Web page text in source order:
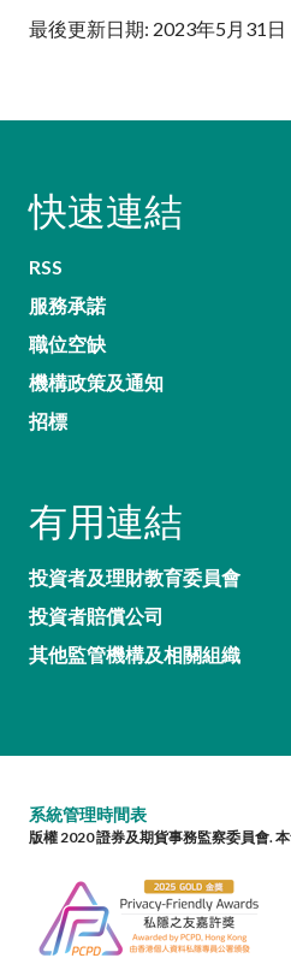
最後更新日期: 2023年5月31日
快速連結
RSS
服務承諾
職位空缺
機構政策及通知
招標
有用連結
投資者及理財教育委員會
投資者賠償公司
其他監管機構及相關組織
系統管理時間表
版權 2020 證券及期貨事務監察委員會.